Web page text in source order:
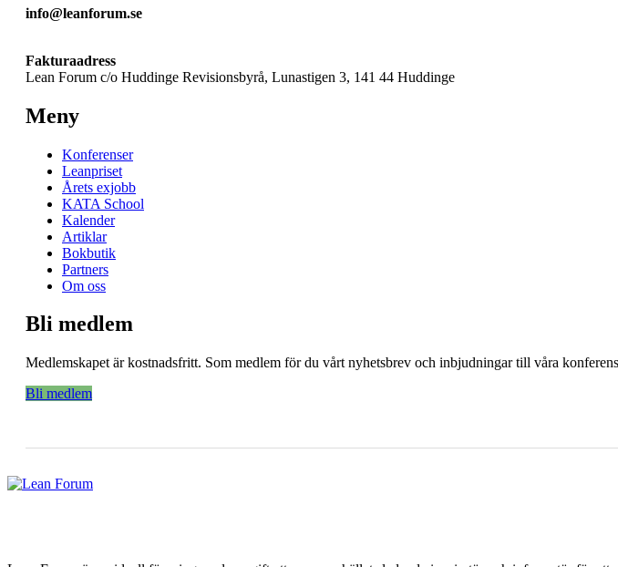
info@leanforum.se
Fakturaadress
Lean Forum c/o Huddinge Revisionsbyrå, Lunastigen 3, 141 44 Huddinge
Meny
Konferenser
Leanpriset
Årets exjobb
KATA School
Kalender
Artiklar
Bokbutik
Partners
Om oss
Bli medlem
Medlemskapet är kostnadsfritt. Som medlem för du vårt nyhetsbrev och inbjudningar till våra
Bli medlem